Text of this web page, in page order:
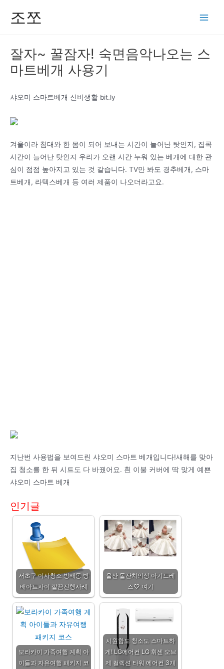
조쪼
잘자~ 꿀잠자! 숙면음악나오는 스
마트베개 사용기
샤오미 스마트베개 신비생활 bit.ly
겨울이라 침대와 한 몸이 되어 보내는 시간이 늘어난 탓인지, 집콕
시간이 늘어난 탓인지 우리가 오랜 시간 누워 있는 베개에 대한 관
심이 점점 높아지고 있는 것 같습니다. TV만 봐도 경추베개, 스마
트베개, 라텍스베개 등 여러 제품이 나오더라고요.
지난번 사용법을 보여드린 샤오미 스마트 베개입니다!새해를 맞아
집 청소를 한 뒤 시트도 다 바꿨어요. 흰 이불 커버에 딱 맞게 예쁜
샤오미 스마트 베개
인기글
서초구 이사청소 방배동 방
배아트자이 깔끔진행사례
울산 돌잔치의상 아기드레
스♡ 여기
보라카이 가족여행 계획 아
이들과 자유여행 패키지 코
시원함도 청소도 스마트하
게! LG에어컨 LG 휘센 오브
제 컬렉션 타워 에어컨 3개